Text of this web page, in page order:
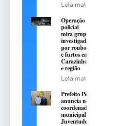
Leia mais
Operação
policial
mira grupo
investigado
por roubos
e furtos em
Carazinho
e região
Leia mais
Prefeito Pedro
anuncia novo
coordenador
municipal da
Juventude